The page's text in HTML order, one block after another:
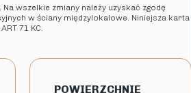
wszelkie zmiany należy uzyskać zgodę
w ściany międzylokalowe. Niniejsza karta
71 KC.
POWIERZCHNIE